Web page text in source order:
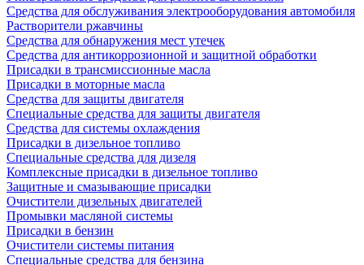
Средства для обслуживания электрооборудования автомобиля
Растворители ржавчины
Средства для обнаружения мест утечек
Средства для антикоррозионной и защитной обработки
Присадки в трансмиссионные масла
Присадки в моторные масла
Средства для защиты двигателя
Специальныe средства для защиты двигателя
Средства для системы охлаждения
Присадки в дизельное топливо
Спeциальные средства для дизеля
Комплексные присадки в дизельное топливо
Защитные и смазывающие присадки
Очистители дизельных двигателей
Промывки масляной системы
Присадки в бензин
Очистители системы питания
Специальные срeдства для бензина